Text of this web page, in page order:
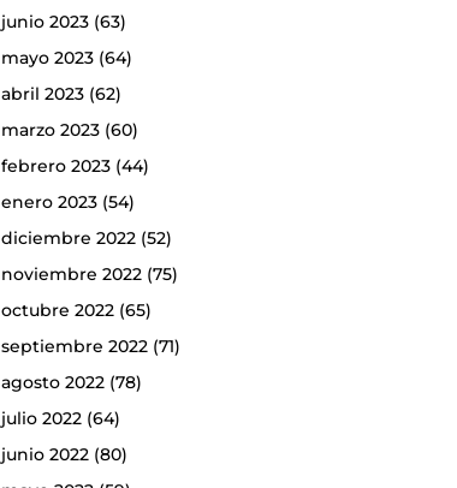
junio 2023(63)
mayo 2023(64)
abril 2023(62)
marzo 2023(60)
febrero 2023(44)
enero 2023(54)
diciembre 2022(52)
noviembre 2022(75)
octubre 2022(65)
septiembre 2022(71)
agosto 2022(78)
julio 2022(64)
junio 2022(80)